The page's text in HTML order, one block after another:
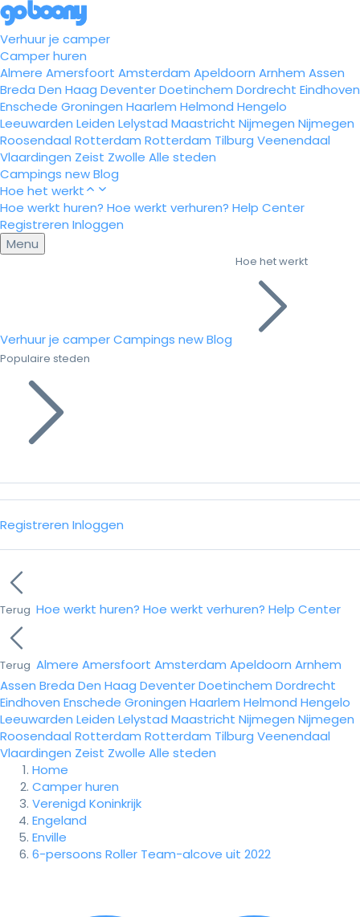
Verhuur je camper
Camper huren
Almere Amersfoort Amsterdam Apeldoorn Arnhem Assen
Breda Den Haag DeventerDoetinchem Dordrecht Eindhoven
Enschede Groningen Haarlem Helmond Hengelo
Leeuwarden Leiden Lelystad Maastricht Nijmegen Nijmegen
Roosendaal Rotterdam Rotterdam Tilburg Veenendaal
Vlaardingen Zeist Zwolle Alle steden
Campings newBlog
Hoe het werkt
Hoe werkt huren? Hoe werkt verhuren? Help Center
Registreren Inloggen
Menu
Verhuur je camperCampings newBlog
Hoe het werkt
Populaire steden
Registreren Inloggen
Terug Hoe werkt huren? Hoe werkt verhuren? Help Center
Terug Almere Amersfoort Amsterdam Apeldoorn Arnhem
Assen Breda Den Haag DeventerDoetinchem Dordrecht
Eindhoven Enschede Groningen Haarlem Helmond Hengelo
Leeuwarden Leiden Lelystad Maastricht Nijmegen Nijmegen
Roosendaal Rotterdam Rotterdam Tilburg Veenendaal
Vlaardingen Zeist Zwolle Alle steden
Home
Camper huren
Verenigd Koninkrijk
Engeland
Enville
6-persoons Roller Team-alcove uit 2022